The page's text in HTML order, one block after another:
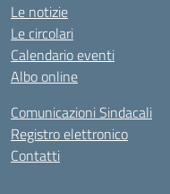
Le notizie
Le circolari
Calendario eventi
Albo online
Comunicazioni Sindacali
Registro elettronico
Contatti